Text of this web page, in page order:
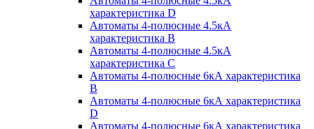
характеристика D
Автоматы 4-полюсные 4.5кА
характеристика В
Автоматы 4-полюсные 4.5кА
характеристика С
Автоматы 4-полюсные 6кА характеристика
B
Автоматы 4-полюсные 6кА характеристика
D
Автоматы 4-полюсные 6кА характеристика